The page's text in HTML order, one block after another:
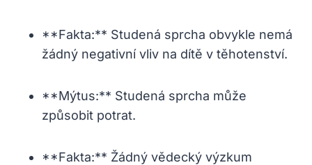
**Fakta:** Studená sprcha obvykle nemá
žádný negativní vliv na dítě v těhotenství.
**Mýtus:** Studená sprcha může
způsobit potrat.
**Fakta:** Žádný vědecký výzkum